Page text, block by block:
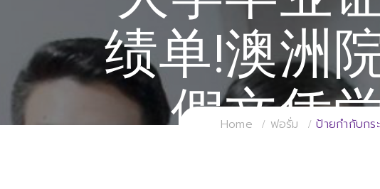
绩单!澳洲
假文凭
Home ฟอรั่ม ป้ายกำกับกร